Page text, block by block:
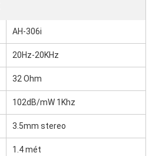
AH-306i
20Hz-20KHz
32 Ohm
102dB/mW 1Khz
3.5mm stereo
1.4 mét